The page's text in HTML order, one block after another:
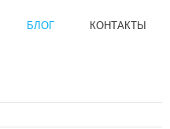
БЛОГ КОНТАКТЫ